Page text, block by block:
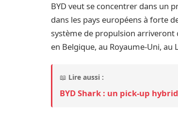
BYD veut se concentrer dans un
dans les pays européens à forte
système de propulsion arriveront
en Belgique, au Royaume-Uni, au
📖 Lire aussi :
BYD Shark : un pick-up